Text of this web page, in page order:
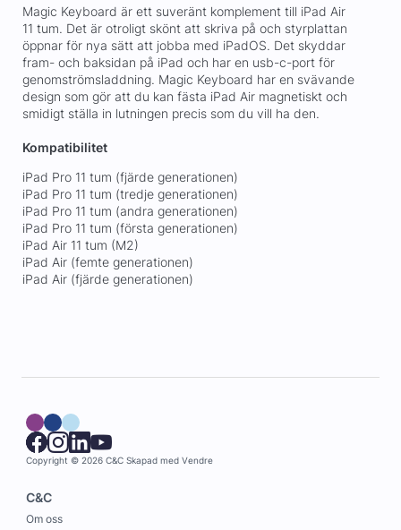
Magic Keyboard är ett suveränt komplement till iPad Air
11 tum. Det är otroligt skönt att skriva på och styrplattan
öppnar för nya sätt att jobba med iPadOS. Det skyddar
fram- och baksidan på iPad och har en usb-c-port för
genomströmsladdning. Magic Keyboard har en svävande
design som gör att du kan fästa iPad Air magnetiskt och
smidigt ställa in lutningen precis som du vill ha den.
Kompatibilitet
iPad Pro 11 tum (fjärde generationen)
iPad Pro 11 tum (tredje generationen)
iPad Pro 11 tum (andra generationen)
iPad Pro 11 tum (första generationen)
iPad Air 11 tum (M2)
iPad Air (femte generationen)
iPad Air (fjärde generationen)
Copyright © 2026 C&C Skapad med Vendre
C&C
Om oss